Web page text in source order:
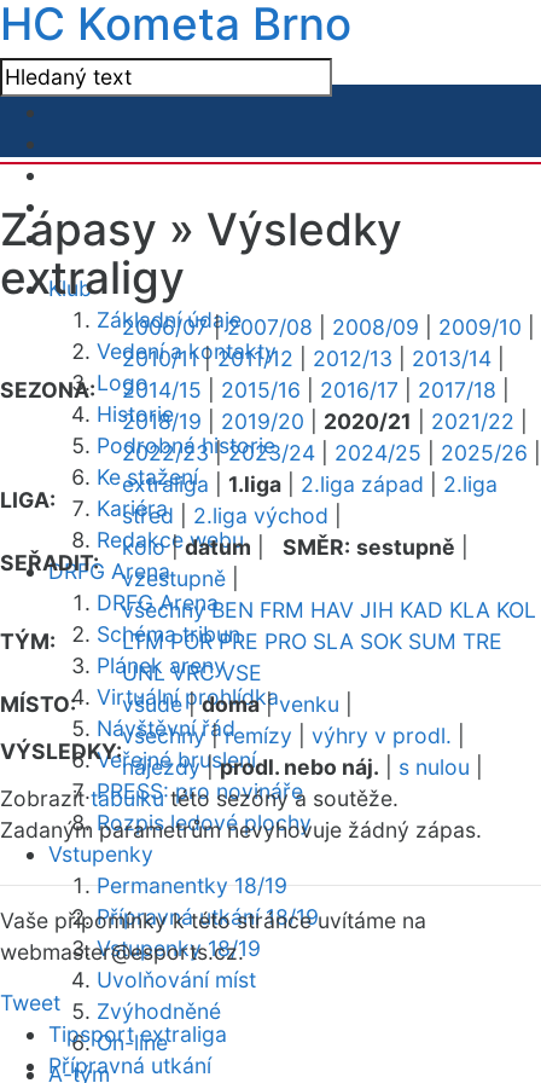
HC Kometa Brno
Klub
Základní údaje
Vedení a kontakty
Logo
Historie
Podrobná historie
Ke stažení
Kariéra
Redakce webu
DRFG Arena
DRFG Arena
Schéma tribun
Plánek areny
Virtuální prohlídka
Návštěvní řád
Veřejné bruslení
PRESS: pro novináře
Rozpis ledové plochy
Vstupenky
Permanentky 18/19
Přípravná utkání 18/19
Vstupenky 18/19
Uvolňování míst
Zvýhodněné
On-line
A-tým
Zápasy » Výsledky
extraligy
SEZONA:
2006/07|2007/08 2008/09 2009/10
2010/11|2011/12 2012/13 2013/14
2014/15
2015/16 2016/17 2017/18
2018/19
2019/20 2020/21 2021/22
2022/23|2023/24 2024/25 2025/26
LIGA:
extraliga 1.liga 2.liga západ
2.liga
střed
2.liga východ
SEŘADIT:
kolo|datum SMĚR: sestupně
vzestupně
TÝM:
všechny BEN FRM HAV JIH KAD KLA KOL
LTM POR PRE PRO SLA SOK SUM TRE
UNL VRC VSE
MÍSTO:
všude|doma|venku
VÝSLEDKY:
všechny|remízy výhry v prodl.
nájezdy|prodl. nebo náj. s nulou
Zobrazittabulkutéto sezóny a soutěže.
Zadaným parametrům nevyhovuje žádný zápas.
Vaše připomínky k této stránce uvítáme na
webmaster@esports.cz.
Tweet
Tipsport extraliga
Přípravná utkání